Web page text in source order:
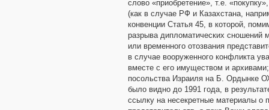
слово «приобретение», т.е.
(как в случае РФ и Казахстана,
конвенции Статья 45, в которой,
разрыва дипломатических сношений
или временного отозвания
в случае вооруженного конфликта
вместе с его имуществом и
посольства Израиля на Б. Ордынке
было видно до 1991 года, в
ссылку на несекретные материалы о